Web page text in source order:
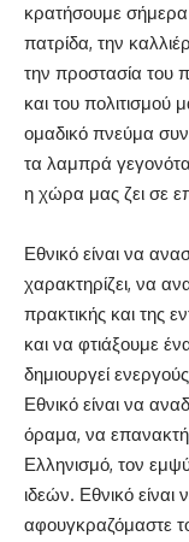
κρατήσουμε
πατρίδα, την
την προστασία του
και του πολιτισμού
ομαδικό πνεύμα
τα λαμπρά
η χώρα μας ζει σε
Εθνικό είναι να
χαρακτηρίζει, να
πρακτικής και της
και να φτιάξουμε
δημιουργεί
Εθνικό είναι να
όραμα, να
Ελληνισμό, τον
ιδεών. Εθνικό
αφουγκραζόμαστε